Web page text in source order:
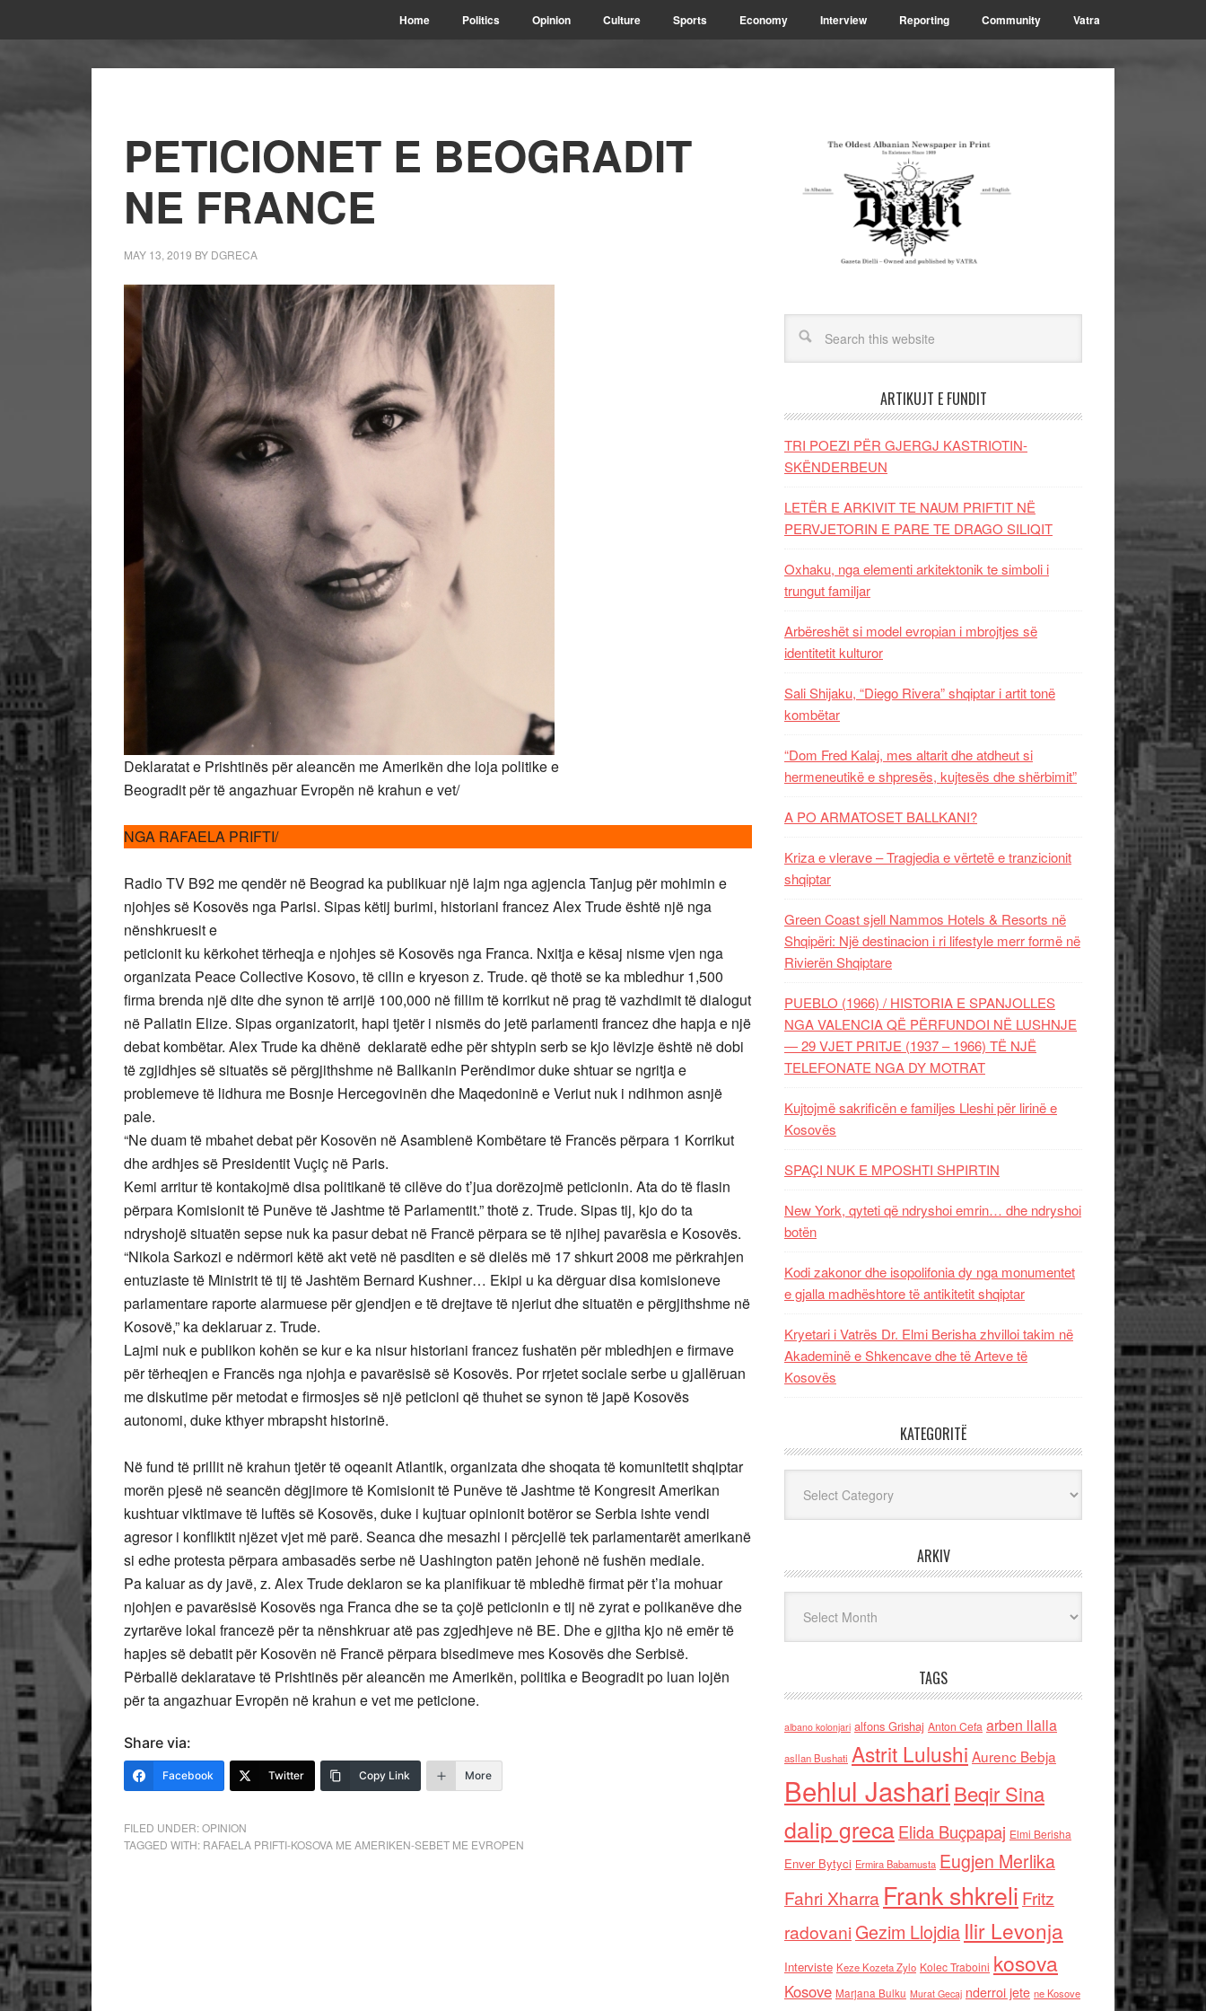
Home Politics Opinion Culture Sports Economy Interview Reporting Community Vatra
PETICIONET E BEOGRADIT
NE FRANCE
MAY 13, 2019 BY DGRECA
Deklaratat e Prishtinës për aleancën me Amerikën dhe loja politike e
Beogradit për të angazhuar Evropën në krahun e vet/
NGA RAFAELA PRIFTI/
Radio TV B92 me qendër në Beograd ka publikuar një lajm nga agjencia Tanjug për mohimin e
njohjes së Kosovës nga Parisi. Sipas këtij burimi, historiani francez Alex Trude është një nga
nënshkruesit e
peticionit ku kërkohet tërheqja e njohjes së Kosovës nga Franca. Nxitja e kësaj nisme vjen nga
organizata Peace Collective Kosovo, të cilin e kryeson z. Trude. që thotë se ka mbledhur 1,500
firma brenda një dite dhe synon të arrijë 100,000 në fillim të korrikut në prag të vazhdimit të dialogut
në Pallatin Elize. Sipas organizatorit, hapi tjetër i nismës do jetë parlamenti francez dhe hapja e një
debat kombëtar. Alex Trude ka dhënë deklaratë edhe për shtypin serb se kjo lëvizje është në dobi
të zgjidhjes së situatës së përgjithshme në Ballkanin Perëndimor duke shtuar se ngritja e
problemeve të lidhura me Bosnje Hercegovinën dhe Maqedoninë e Veriut nuk i ndihmon asnjë
pale.
“Ne duam të mbahet debat për Kosovën në Asamblenë Kombëtare të Francës përpara 1 Korrikut
dhe ardhjes së Presidentit Vuçiç në Paris.
Kemi arritur të kontakojmë disa politikanë të cilëve do t’jua dorëzojmë peticionin. Ata do të flasin
përpara Komisionit të Punëve të Jashtme të Parlamentit.” thotë z. Trude. Sipas tij, kjo do ta
ndryshojë situatën sepse nuk ka pasur debat në Francë përpara se të njihej pavarësia e Kosovës.
“Nikola Sarkozi e ndërmori këtë akt vetë në pasditen e së dielës më 17 shkurt 2008 me përkrahjen
entuziaste të Ministrit të tij të Jashtëm Bernard Kushner… Ekipi u ka dërguar disa komisioneve
parlamentare raporte alarmuese për gjendjen e të drejtave të njeriut dhe situatën e përgjithshme në
Kosovë,” ka deklaruar z. Trude.
Lajmi nuk e publikon kohën se kur e ka nisur historiani francez fushatën për mbledhjen e firmave
për tërheqjen e Francës nga njohja e pavarësisë së Kosovës. Por rrjetet sociale serbe u gjallëruan
me diskutime për metodat e firmosjes së një peticioni që thuhet se synon të japë Kosovës
autonomi, duke kthyer mbrapsht historinë.
Në fund të prillit në krahun tjetër të oqeanit Atlantik, organizata dhe shoqata të komunitetit shqiptar
morën pjesë në seancën dëgjimore të Komisionit të Punëve të Jashtme të Kongresit Amerikan
kushtuar viktimave të luftës së Kosovës, duke i kujtuar opinionit botëror se Serbia ishte vendi
agresor i konfliktit njëzet vjet më parë. Seanca dhe mesazhi i përcjellë tek parlamentarët amerikanë
si edhe protesta përpara ambasadës serbe në Uashington patën jehonë në fushën mediale.
Pa kaluar as dy javë, z. Alex Trude deklaron se ka planifikuar të mbledhë firmat për t’ia mohuar
njohjen e pavarësisë Kosovës nga Franca dhe se ta çojë peticionin e tij në zyrat e polikanëve dhe
zyrtarëve lokal francezë për ta nënshkruar atë pas zgjedhjeve në BE. Dhe e gjitha kjo në emër të
hapjes së debatit për Kosovën në Francë përpara bisedimeve mes Kosovës dhe Serbisë.
Përballë deklaratave të Prishtinës për aleancën me Amerikën, politika e Beogradit po luan lojën
për ta angazhuar Evropën në krahun e vet me peticione.
Share via:
Facebook Twitter Copy Link More
FILED UNDER:OPINION
TAGGED WITH: RAFAELA PRIFTI-KOSOVA ME AMERIKEN-SEBET ME EVROPEN
ARTIKUJT E FUNDIT
TRI POEZI PËR GJERGJ KASTRIOTIN-
SKËNDERBEUN
LETËR E ARKIVIT TE NAUM PRIFTIT NË
PERVJETORIN E PARE TE DRAGO SILIQIT
Oxhaku, nga elementi arkitektonik te simboli i
trungut familjar
Arbëreshët si model evropian i mbrojtjes së
identitetit kulturor
Sali Shijaku, “Diego Rivera” shqiptar i artit tonë
kombëtar
“Dom Fred Kalaj, mes altarit dhe atdheut si
hermeneutikë e shpresës, kujtesës dhe shërbimit”
A PO ARMATOSET BALLKANI?
Kriza e vlerave – Tragjedia e vërtetë e tranzicionit
shqiptar
Green Coast sjell Nammos Hotels & Resorts në
Shqipëri: Një destinacion i ri lifestyle merr formë në
Rivierën Shqiptare
PUEBLO (1966) / HISTORIA E SPANJOLLES
NGA VALENCIA QË PËRFUNDOI NË LUSHNJE
— 29 VJET PRITJE (1937 – 1966) TË NJË
TELEFONATE NGA DY MOTRAT
Kujtojmë sakrificën e familjes Lleshi për lirinë e
Kosovës
SPAÇI NUK E MPOSHTI SHPIRTIN
New York, qyteti që ndryshoi emrin… dhe ndryshoi
botën
Kodi zakonor dhe isopolifonia dy nga monumentet
e gjalla madhështore të antikitetit shqiptar
Kryetari i Vatrës Dr. Elmi Berisha zhvilloi takim në
Akademinë e Shkencave dhe të Arteve të
Kosovës
KATEGORITË
ARKIV
TAGS
albano kolonjari alfons Grishaj Anton Cefa arben llalla
asllan Bushati Astrit Lulushi Aurenc Bebja
Behlul Jashari Beqir Sina
dalip grecaElida Buçpapaj Elmi Berisha
Enver Bytyci Ermira Babamusta Eugjen Merlika
Fahri Xharra Frank shkreli Fritz
radovaniGezim Llojdia Ilir Levonja
Interviste Keze Kozeta Zylo Kolec Traboini kosova
Kosove Marjana Bulku Murat Gecaj nderroi jete ne Kosove